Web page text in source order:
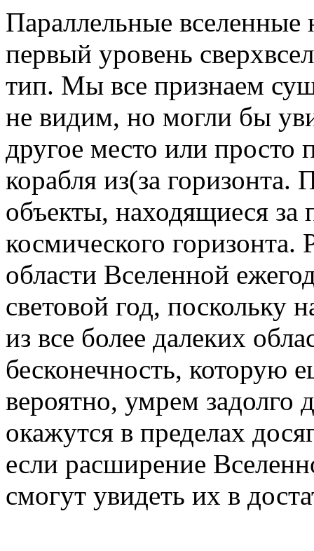
Параллельные
первый уровень
тип. Мы все признаем
не видим, но могли бы
другое место или просто
корабля из(за
объекты, находящиеся за
космического
области Вселенной
световой год, поскольку
из все более далеких
бесконечность, которую
вероятно, умрем задолго
окажутся в пределах
если расширение
смогут увидеть их в